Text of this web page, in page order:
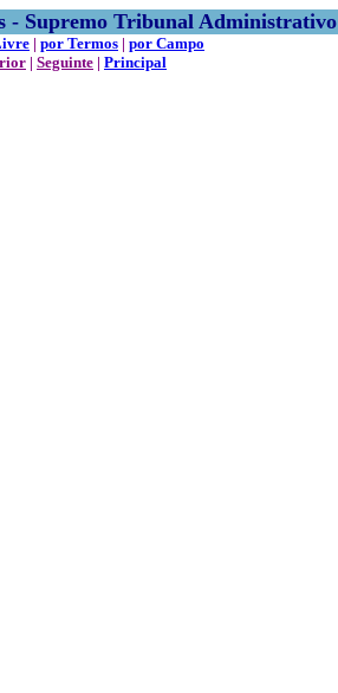
- Supremo Tribunal Administrativo
| por Termos | por Campo
| Seguinte | Principal